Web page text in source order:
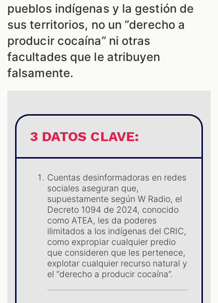
pueblos indígenas y la gestión de
sus territorios, no un “derecho a
producir cocaína” ni otras
facultades que le atribuyen
falsamente.
3 DATOS CLAVE:
Cuentas desinformadoras en redes
sociales aseguran que,
supuestamente según W Radio, el
Decreto 1094 de 2024, conocido
como ATEA, les da poderes
ilimitados a los indígenas del CRIC,
como expropiar cualquier predio
que consideren que les pertenece,
explotar cualquier recurso natural y
el “derecho a producir cocaína”.